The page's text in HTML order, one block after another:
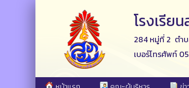
โรงเรีย
284 หมู่ที่ 2 ตำบ
เบอร์โทรศัพท์